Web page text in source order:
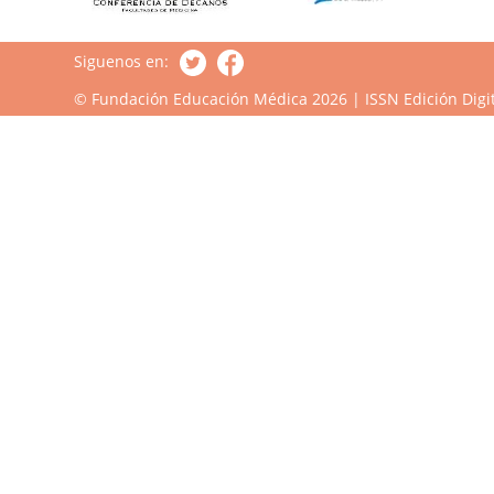
Siguenos en:
© Fundación Educación Médica 2026 | ISSN Edición